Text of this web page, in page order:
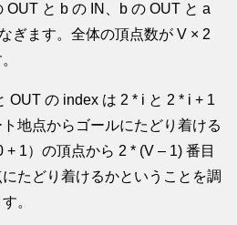
OUT と b の IN、b の OUT と a
ぎます。全体の頂点数が V × 2
OUT の index は 2 * i と 2 * i + 1
地点からゴールにたどり着ける
1）の頂点から 2 * (V – 1) 番目
にたどり着けるかということを調
。